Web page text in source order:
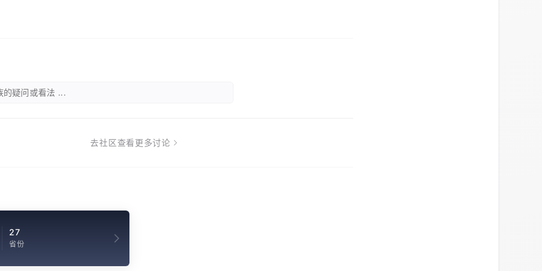
的疑问或看法 ...
去社区查看更多讨论
27
省份